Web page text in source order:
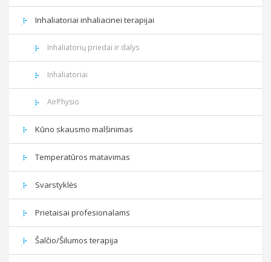
Inhaliatoriai inhaliacinei terapijai
Inhaliatorių priedai ir dalys
Inhaliatoriai
AirPhysio
Kūno skausmo malšinimas
Temperatūros matavimas
Svarstyklės
Prietaisai profesionalams
Šalčio/Šilumos terapija